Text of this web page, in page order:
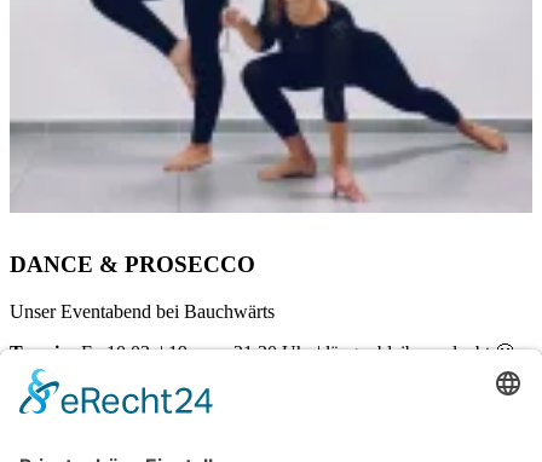
DANCE & PROSECCO
Unser Eventabend bei Bauchwärts
Termin:Fr, 10.03. | 19 – ca. 21.30 Uhr | länger bleiben erlaubt 🙂
Ort:
Kosten pro Teilnehmerin:
20,00